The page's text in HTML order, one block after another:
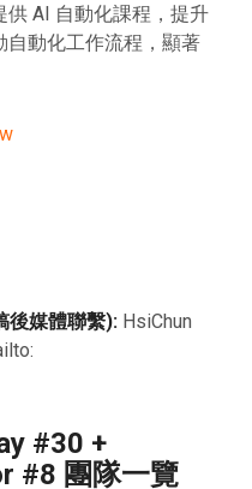
AI 自動化課程，提升
自動化工作流程，顯著
後媒體聯繫): HsiChun
#30 +
#8 團隊一覽